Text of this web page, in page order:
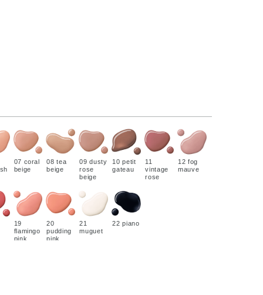
07 coral
beige
08 tea
beige
09 dusty
rose
beige
10 petit
gateau
11
vintage
rose
12 fog
mauve
19
flamingo
pink
20
pudding
pink
21
muguet
22 piano